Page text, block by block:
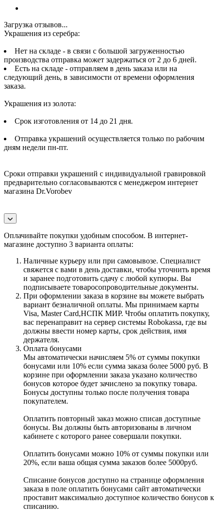
Загрузка отзывов...
Украшения из серебра:
Нет на складе - в связи с большой загруженностью
производства отправка может задержаться от 2 до 6 дней.
Есть на складе - отправляем в день заказа или на
следующий день, в зависимости от времени оформления
заказа.
Украшения из золота:
Срок изготовления от 14 до 21 дня.
Отправка украшений осуществляется только по рабочим
дням недели пн-пт.
Сроки отправки украшений с индивидуальной гравировкой
предварительно согласовываются с менеджером интернет
магазина Dr.Vorobev
Оплачивайте покупки удобным способом. В интернет-
магазине доступно 3 варианта оплаты:
Наличные курьеру или при самовывозе. Специалист
свяжется с вами в день доставки, чтобы уточнить время
и заранее подготовить сдачу с любой купюры. Вы
подписываете товаросопроводительные документы.
При оформлении заказа в корзине вы можете выбрать
вариант безналичной оплаты. Мы принимаем карты
Visa, Master Card,НСПК МИР. Чтобы оплатить покупку,
вас перенаправит на сервер системы Robokassa, где вы
должны ввести номер карты, срок действия, имя
держателя.
Оплата бонусами
Мы автоматически начисляем 5% от суммы покупки
бонусами или 10% если сумма заказа более 5000 руб. В
корзине при оформлении заказа указано количество
бонусов которое будет зачислено за покупку товара.
Бонусы доступны только после получения товара
покупателем.
Оплатить повторный заказ можно списав доступные
бонусы. Вы должны быть авторизованы в личном
кабинете с которого ранее совершали покупки.
Оплатить бонусами можно 10% от суммы покупки или
20%, если ваша общая сумма заказов более 5000руб.
Списание бонусов доступно на странице оформления
заказа в поле оплатить бонусами сайт автоматически
проставит максимально доступное количество бонусов к
списанию.